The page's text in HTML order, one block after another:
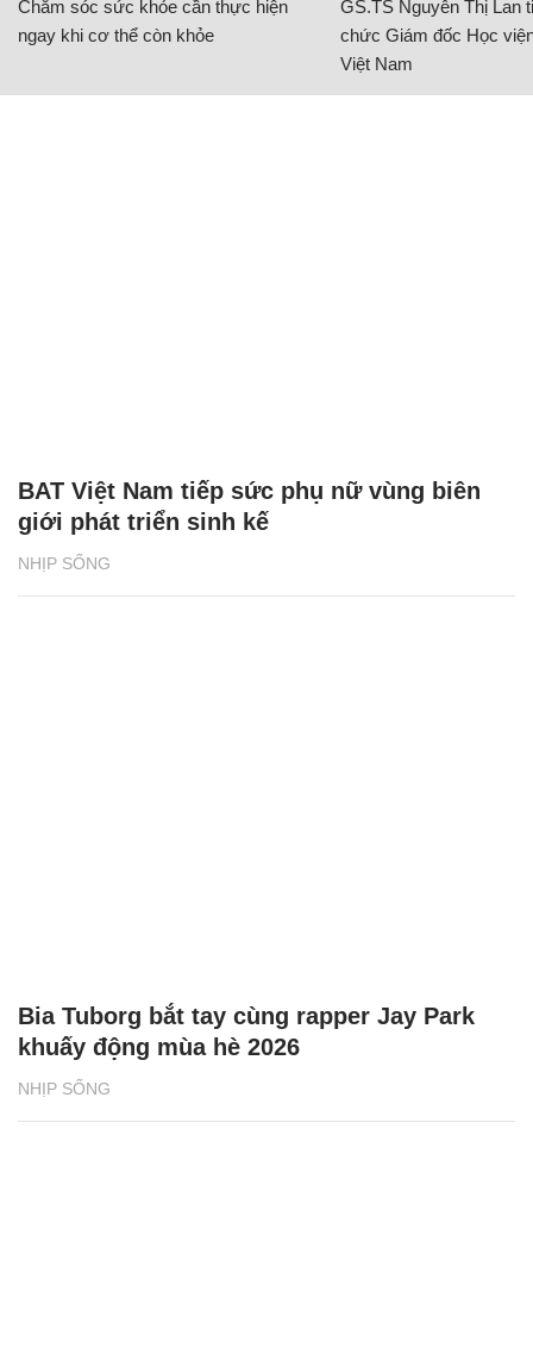
Chăm sóc sức khỏe cần thực hiện
ngay khi cơ thể còn khỏe
GS.TS Nguyễn Thị Lan
chức Giám đốc Học
Việt Nam
NHỊP SỐNG
BAT Việt Nam tiếp sức phụ nữ vùng biên
giới phát triển sinh kế
NHỊP SỐNG
Bia Tuborg bắt tay cùng rapper Jay Park
khuấy động mùa hè 2026